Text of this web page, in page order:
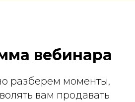
вебинара
разберем моменты,
вам продавать